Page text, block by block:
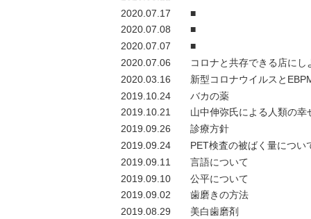
2020.07.17
■
2020.07.08
■
2020.07.07
■
2020.07.06
コロナと共存できる店にし
2020.03.16
新型コロナウイルスと
2019.10.24
バカの薬
2019.10.21
山中伸弥氏による人類の幸
2019.09.26
診療方針
2019.09.24
PET検査の被ばく量につい
2019.09.11
言語について
2019.09.10
公平について
2019.09.02
歯磨きの方法
2019.08.29
美白歯磨剤